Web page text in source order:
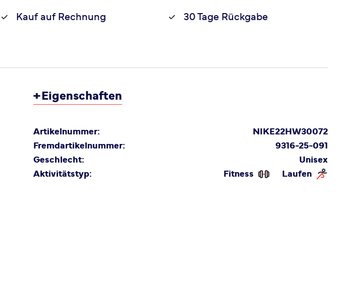
Kauf auf Rechnung 30 Tage Rückgabe
+ Eigenschaften
Artikelnummer:
NIKE22HW30072
Fremdartikelnummer:
9316-25-091
Geschlecht:
Unisex
Aktivitätstyp:
Fitness Laufen